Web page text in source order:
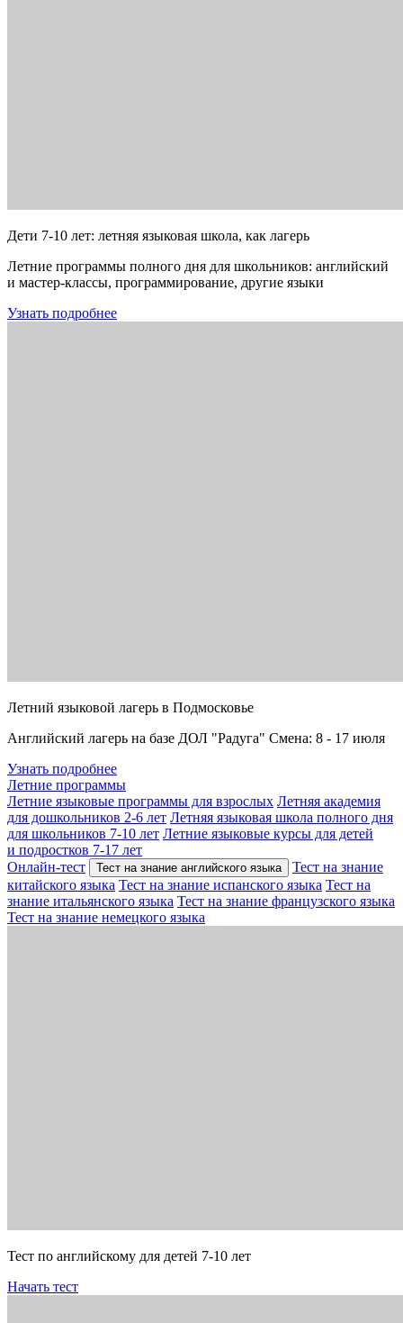
Дети 7-10 лет: летняя языковая школа, как лагерь
Летние программы полного дня для школьников: английский
и мастер-классы, программирование, другие языки
Узнать подробнее
Летний языковой лагерь в Подмосковье
Английский лагерь на базе ДОЛ "Радуга" Смена: 8 - 17 июля
Узнать подробнее
Летние программы
Летние языковые программы для взрослых Летняя академия
для дошкольников 2-6 лет Летняя языковая школа полного дня
для школьников 7-10 лет Летние языковые курсы для детей
и подростков 7-17 лет
Онлайн-тест
Тест на знание английского языка
Тест на знание
китайского языка Тест на знание испанского языка Тест на
знание итальянского языка Тест на знание французского языка
Тест на знание немецкого языка
Тест по английскому для детей 7-10 лет
Начать тест